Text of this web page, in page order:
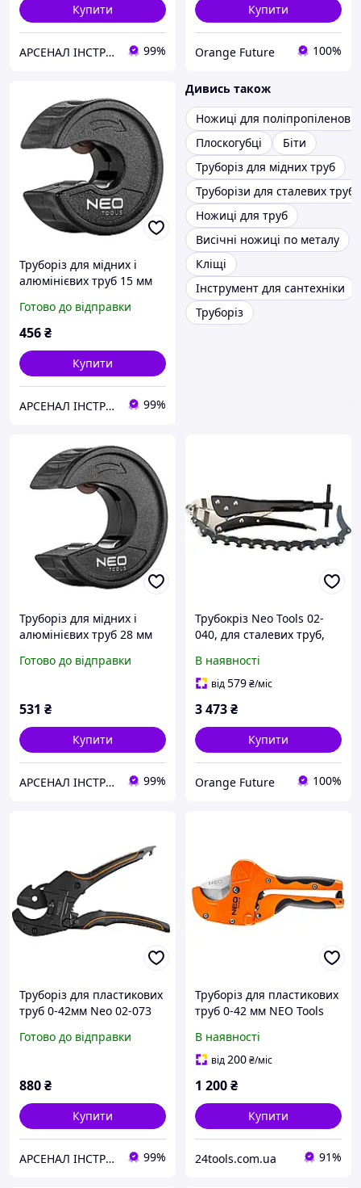
Купити
АРСЕНАЛ ІНСТРУМЕНТА 99%
Купити
Orange Future 100%
Труборіз для мідних і
алюмінієвих труб 15 мм
Готово до відправки
456₴
Купити
АРСЕНАЛ ІНСТРУМЕНТА 99%
Дивись також
Ножиці для
Плоскогубці
Біти
Труборіз для мідних труб
Труборізи для сталевих труб
Ножиці для труб
Висічні ножиці по металу
Кліщі
Інструмент для сантехніки
Труборіз
Труборіз для мідних і
алюмінієвих труб 28 мм
Готово до відправки
531 ₴
Купити
АРСЕНАЛ ІНСТРУМЕНТА 99%
Трубокріз Neo Tools 02-
040, для сталевих труб,
мм
В наявності
від579₴/міс
3 473₴
Купити
Orange Future 100%
Труборіз для пластикових
труб 0-42мм Neo 02-073
Готово до відправки
880₴
Купити
АРСЕНАЛ ІНСТРУМЕНТА 99%
Труборіз для пластикових
труб 0-42 мм NEO Tools
В наявності
від200₴/міс
1 200₴
Купити
24tools.com.ua 91%